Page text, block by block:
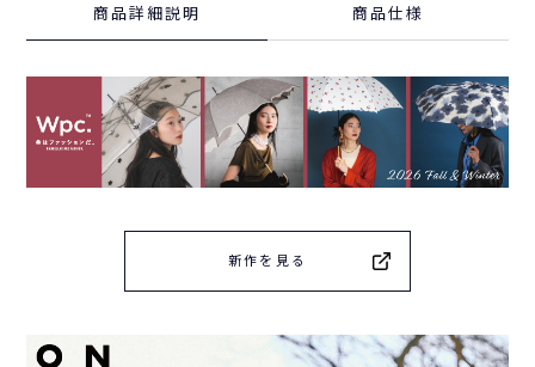
商品詳細説明 商品仕様
新作を見る